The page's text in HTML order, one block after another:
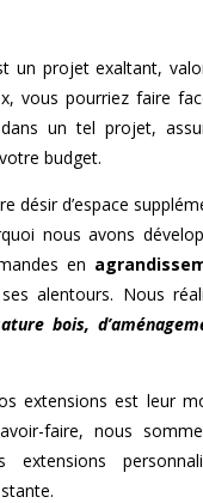
un projet exaltant,
vous pourriez faire
un tel projet,
budget.
désir d’espace
nous avons
en
alentours. Nous
bois,
extensions est leur
faire, nous